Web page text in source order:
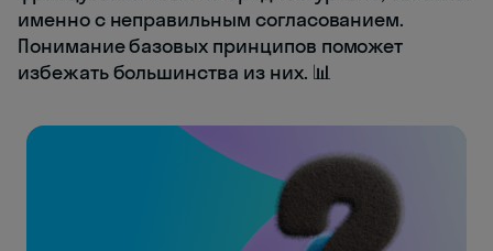
именно с неправильным согласованием.
Понимание базовых принципов поможет
избежать большинства из них. 📊